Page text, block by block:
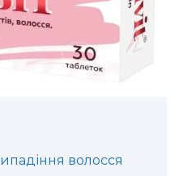
волосся